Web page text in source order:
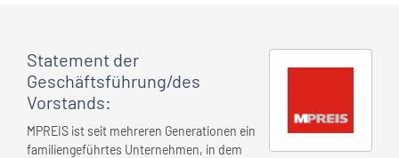
Statement der
Geschäftsführung/des
Vorstands:
MPREIS ist seit mehreren Generationen ein
familiengeführtes Unternehmen, in dem